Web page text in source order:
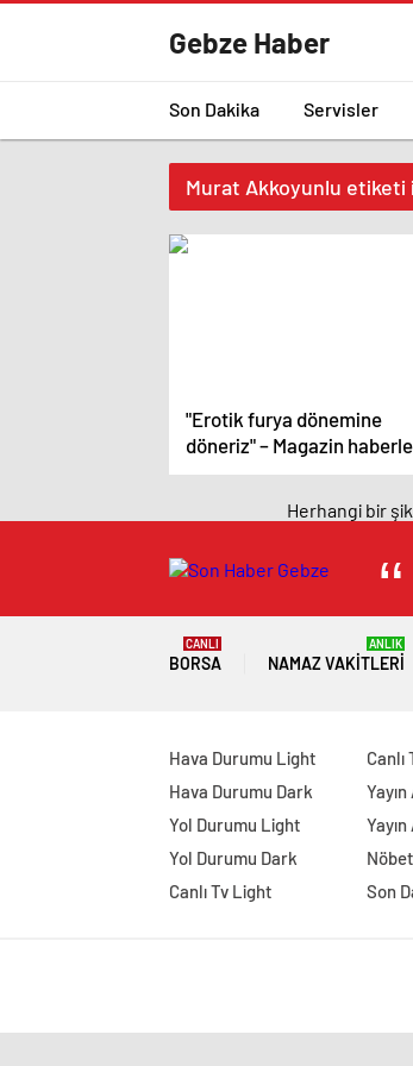
Gebze Haber
Son Dakika Servisler
Murat Akkoyunlu etiketi
"Erotik furya dönemine
döneriz" – Magazin
Herhangi bir
BORSA
CANLI
NAMAZ VAKITLERI
ANLIK
Hava Durumu Light
Hava Durumu Dark
Yol Durumu Light
Yol Durumu Dark
Canlı Tv Light
Canlı
Son